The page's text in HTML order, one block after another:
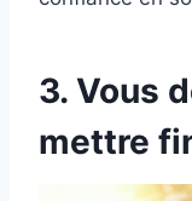
3. Vous
mettre